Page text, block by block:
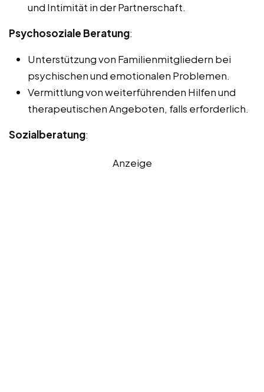
und Intimität in der Partnerschaft.
Psychosoziale Beratung:
Unterstützung von Familienmitgliedern bei
psychischen und emotionalen Problemen.
Vermittlung von weiterführenden Hilfen und
therapeutischen Angeboten, falls erforderlich.
Sozialberatung:
Anzeige